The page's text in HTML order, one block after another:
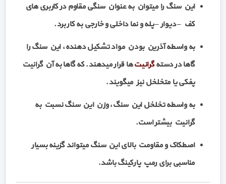
این سنگ را میتوان به عنوان سنگی مقاوم در کاربری های
کف – دیوار – پله و نما داخلی و خارجی به کار برد.
به واسطه آذرین بودن مواد تشکیل دهنده، این سنگ را
گاها در دستهگرانیتها قرار میدهند. که گاها به آن گرانیت
پفکی یا متخلخل نیز میگویند.
به واسطه تخلخل این سنگ، وزن این سنگ نسبت به
گرانیت بیشتر است.
اصطکاک و مقاومت بالای این سنگ میتواند گزینه بسیار
مناسبی برای رمپ پارکینگ باشد.